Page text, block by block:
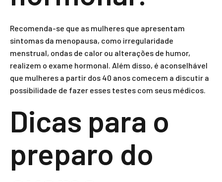
Recomenda-se que as mulheres que apresentam
sintomas da menopausa, como irregularidade
menstrual, ondas de calor ou alterações de humor,
realizem o exame hormonal. Além disso, é aconselhável
que mulheres a partir dos 40 anos comecem a discutir a
possibilidade de fazer esses testes com seus médicos.
Dicas para o
preparo do